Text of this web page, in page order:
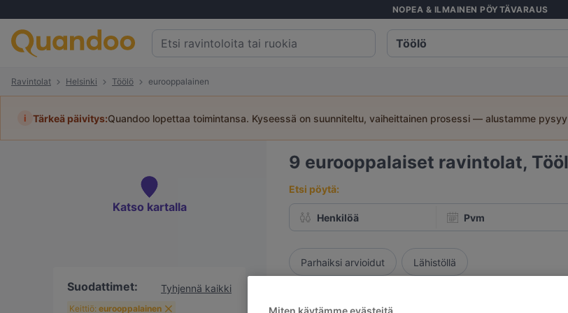
NOPEA & ILMAINEN PÖYTÄVARAUS
Ravintolat Helsinki Töölö eurooppalainen
i Tärkeä päivitys:Quandoo lopettaa toimintansa. Kyseessä on suunniteltu, vaiheittainen prosessi — alustamme
Katso kartalla
Suodattimet: Tyhjennä kaikki
Keittiö: eurooppalainen
9 eurooppalaiset ravintolat,
Etsi pöytä:
Henkilöä Pvm
Parhaiksi arvioidut Lähistöllä
Osuvin
Miten käytämme evästeitä